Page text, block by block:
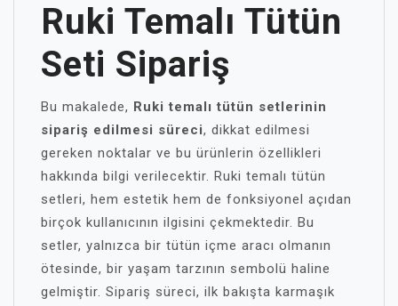
Ruki Temalı Tütün
Seti Sipariş
Bu makalede, Ruki temalı tütün setlerinin
sipariş edilmesi süreci, dikkat edilmesi
gereken noktalar ve bu ürünlerin özellikleri
hakkında bilgi verilecektir. Ruki temalı tütün
setleri, hem estetik hem de fonksiyonel açıdan
birçok kullanıcının ilgisini çekmektedir. Bu
setler, yalnızca bir tütün içme aracı olmanın
ötesinde, bir yaşam tarzının sembolü haline
gelmiştir. Sipariş süreci, ilk bakışta karmaşık